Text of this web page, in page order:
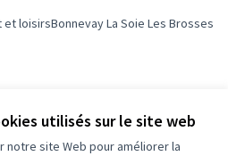
utilisés sur le site web
notre site Web pour améliorer la
les résultats de la catégorie : Sport et
et loisirsFiltrer les résultats pour le
Bonnevay La Soie Les Brosses